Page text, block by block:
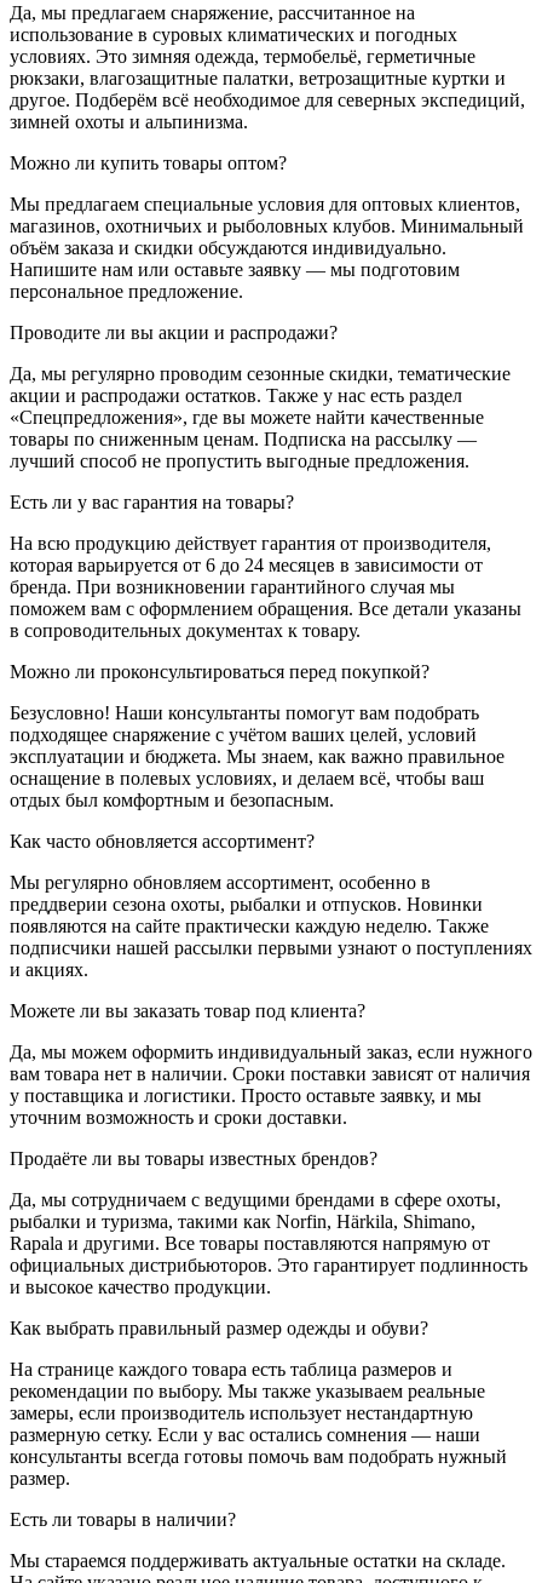
Да, мы предлагаем снаряжение, рассчитанное на
использование в суровых климатических и погодных
условиях. Это зимняя одежда, термобельё, герметичные
рюкзаки, влагозащитные палатки, ветрозащитные куртки и
другое. Подберём всё необходимое для северных экспедиций,
зимней охоты и альпинизма.
Можно ли купить товары оптом?
Мы предлагаем специальные условия для оптовых клиентов,
магазинов, охотничьих и рыболовных клубов. Минимальный
объём заказа и скидки обсуждаются индивидуально.
Напишите нам или оставьте заявку — мы подготовим
персональное предложение.
Проводите ли вы акции и распродажи?
Да, мы регулярно проводим сезонные скидки, тематические
акции и распродажи остатков. Также у нас есть раздел
«Спецпредложения», где вы можете найти качественные
товары по сниженным ценам. Подписка на рассылку —
лучший способ не пропустить выгодные предложения.
Есть ли у вас гарантия на товары?
На всю продукцию действует гарантия от производителя,
которая варьируется от 6 до 24 месяцев в зависимости от
бренда. При возникновении гарантийного случая мы
поможем вам с оформлением обращения. Все детали указаны
в сопроводительных документах к товару.
Можно ли проконсультироваться перед покупкой?
Безусловно! Наши консультанты помогут вам подобрать
подходящее снаряжение с учётом ваших целей, условий
эксплуатации и бюджета. Мы знаем, как важно правильное
оснащение в полевых условиях, и делаем всё, чтобы ваш
отдых был комфортным и безопасным.
Как часто обновляется ассортимент?
Мы регулярно обновляем ассортимент, особенно в
преддверии сезона охоты, рыбалки и отпусков. Новинки
появляются на сайте практически каждую неделю. Также
подписчики нашей рассылки первыми узнают о поступлениях
и акциях.
Можете ли вы заказать товар под клиента?
Да, мы можем оформить индивидуальный заказ, если нужного
вам товара нет в наличии. Сроки поставки зависят от наличия
у поставщика и логистики. Просто оставьте заявку, и мы
уточним возможность и сроки доставки.
Продаёте ли вы товары известных брендов?
Да, мы сотрудничаем с ведущими брендами в сфере охоты,
рыбалки и туризма, такими как Norfin, Härkila, Shimano,
Rapala и другими. Все товары поставляются напрямую от
официальных дистрибьюторов. Это гарантирует подлинность
и высокое качество продукции.
Как выбрать правильный размер одежды и обуви?
На странице каждого товара есть таблица размеров и
рекомендации по выбору. Мы также указываем реальные
замеры, если производитель использует нестандартную
размерную сетку. Если у вас остались сомнения — наши
консультанты всегда готовы помочь вам подобрать нужный
размер.
Есть ли товары в наличии?
Мы стараемся поддерживать актуальные остатки на складе.